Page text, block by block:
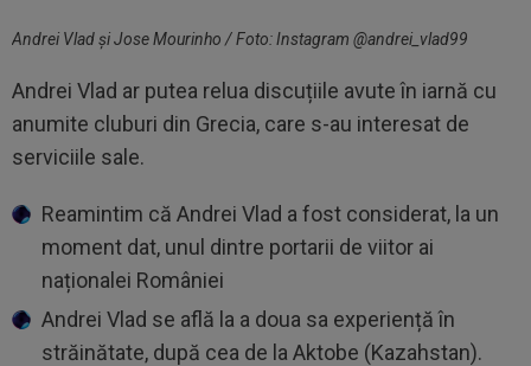
Andrei Vlad și Jose Mourinho / Foto: Instagram @andrei_vlad99
Andrei Vlad ar putea relua discuțiile avute în iarnă cu
anumite cluburi din Grecia, care s-au interesat de
serviciile sale.
Reamintim că Andrei Vlad a fost considerat, la un
moment dat, unul dintre portarii de viitor ai
naționalei României
Andrei Vlad se află la a doua sa experiență în
străinătate, după cea de la Aktobe (Kazahstan).